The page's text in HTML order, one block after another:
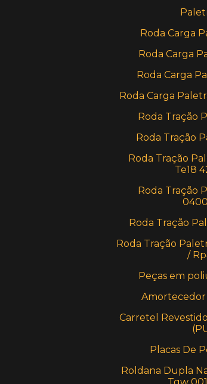
Roda Carga
Roda Carga
Roda Carga
Roda Carga
Roda Tração
Roda Tração
Roda Tração
Te18
Roda Tração
Roda Tração
Roda Tração
/
Peças em
Carretel
Placas De
Roldana Dupla
Tgw